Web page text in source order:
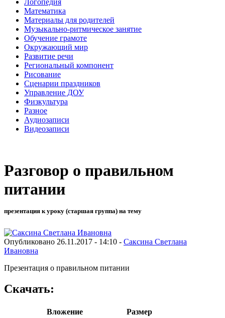
Математика
Материалы для родителей
Музыкально-ритмическое занятие
Обучение грамоте
Окружающий мир
Развитие речи
Региональный компонент
Рисование
Сценарии праздников
Управление ДОУ
Физкультура
Разное
Аудиозаписи
Видеозаписи
Разговор о правильном
питании
презентация к уроку (старшая группа) на тему
Опубликовано 26.11.2017 - 14:10 - Саксина Светлана
Ивановна
Презентация о правильном питании
Скачать:
Вложение
Размер